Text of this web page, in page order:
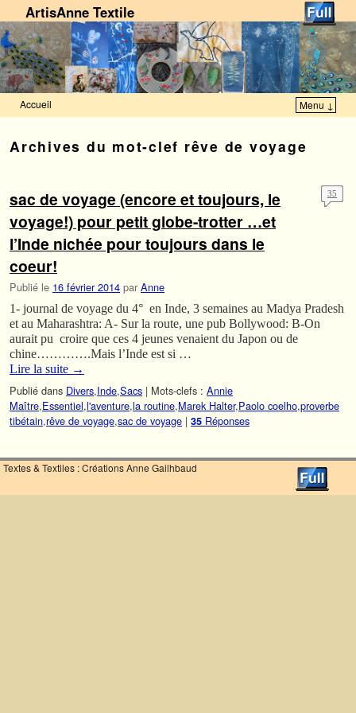
ArtisAnne Textile
Accueil Menu ↓
Archives du mot-clef rêve de voyage
sac de voyage (encore et toujours, le
voyage!) pour petit globe-trotter …et
l’Inde nichée pour toujours dans le
coeur!
Publié le 16 février 2014 par Anne
35
1- journal de voyage du 4° en Inde, 3 semaines au Madya Pradesh
et au Maharashtra: A- Sur la route, une pub Bollywood: B-On
aurait pu croire que ces 4 jeunes venaient du Japon ou de
chine………….Mais l’Inde est si …
Lire la suite →
Publié dans Divers,Inde,Sacs | Mots-clefs : Annie
Maître,Essentiel,l'aventure,la routine,Marek Halter,Paolo coelho,proverbe
tibétain,rêve de voyage,sac de voyage | 35 Réponses
Textes & Textiles : Créations Anne Gailhbaud